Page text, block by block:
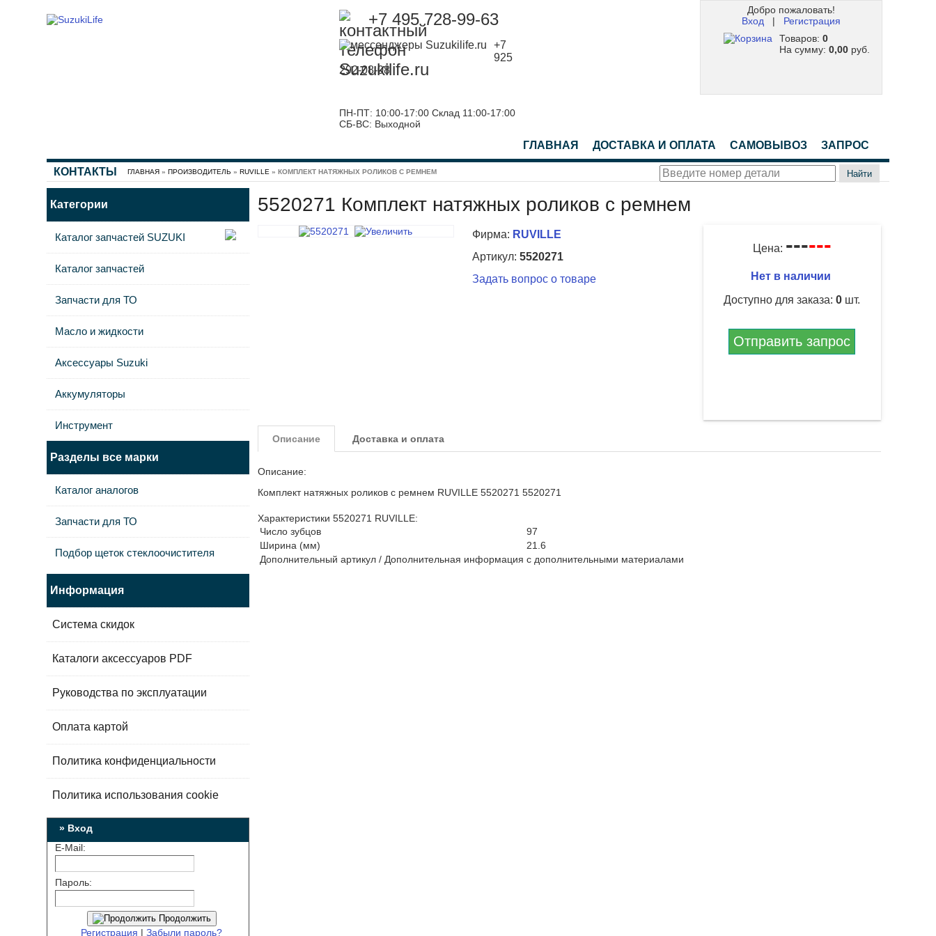
+7 495 728-99-63
+7
925
292-08-08
ПН-ПТ: 10:00-17:00 Склад 11:00-17:00
СБ-ВС: Выходной
Добро пожаловать!
Вход | Регистрация
Товаров: 0
На сумму: 0,00руб.
ГЛАВНАЯ ДОСТАВКА И ОПЛАТА САМОВЫВОЗ ЗАПРОС
КОНТАКТЫ Найти
ГЛАВНАЯ »ПРОИЗВОДИТЕЛЬ »RUVILLE » КОМПЛЕКТ НАТЯЖНЫХ РОЛИКОВ С РЕМНЕМ
5520271 Комплект натяжных роликов с ремнем
Фирма: RUVILLE
Артикул: 5520271
Задать вопрос о товаре
Цена: ------
Нет в наличии
Доступно для заказа:0 шт.
Отправить запрос
Описание Доставка и оплата
Описание:
Комплект натяжных роликов с ремнем RUVILLE 5520271 5520271
Характеристики 5520271 RUVILLE:
Число зубцов
97
Ширина (мм)
21.6
Дополнительный артикул / Дополнительная информация с дополнительными материалами
Категории
Каталог запчастей SUZUKI
Каталог запчастей
Запчасти для ТО
Масло и жидкости
Аксессуары Suzuki
Аккумуляторы
Инструмент
Разделы все марки
Каталог аналогов
Запчасти для ТО
Подбор щеток стеклоочистителя
Информация
Система скидок
Каталоги аксессуаров PDF
Руководства по эксплуатации
Оплата картой
Политика конфиденциальности
Политика использования cookie
» Вход
E-Mail:
Пароль:
Продолжить
Регистрация |Забыли пароль?